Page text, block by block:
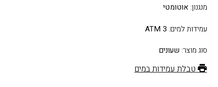
מנגנון: אוטומטי
עמידות למים: 3 ATM
סוג מוצר: שעונים
טבלת עמידות במים